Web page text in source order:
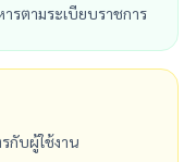
รตามระเบียบราชการ
รกับผู้ใช้งาน